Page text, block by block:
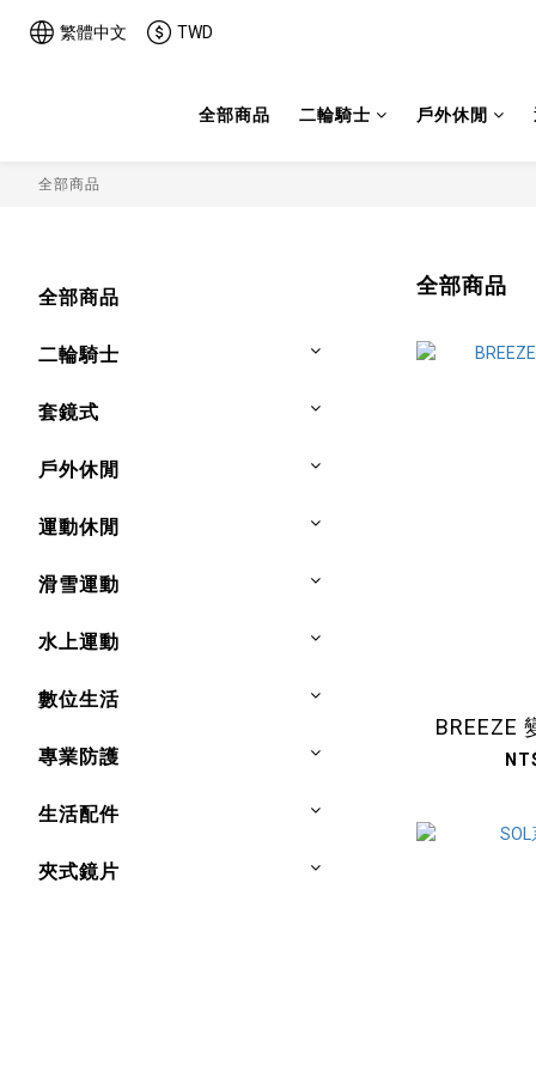
繁體中文 TWD
全部商品 二輪騎士 戶外休閒
全部商品
全部商品
二輪騎士
套鏡式
戶外休閒
運動休閒
滑雪運動
水上運動
數位生活
專業防護
生活配件
夾式鏡片
全部商品
BREEZE